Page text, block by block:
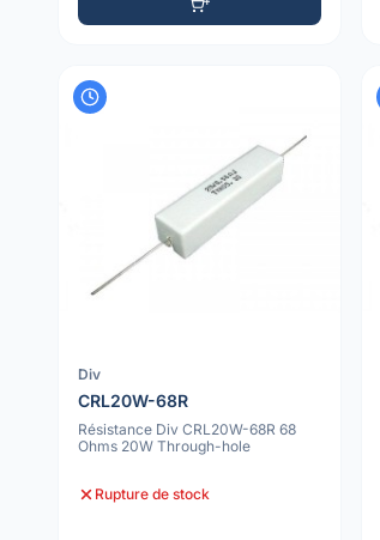
Div
CRL20W-68R
Résistance Div CRL20W-68R 68
Ohms 20W Through-hole
Rupture de stock